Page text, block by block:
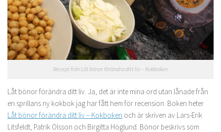
Recept från Låt bönor förändra ditt liv – Kokboken
Låt bönor förändra ditt liv. Ja, det är inte mina ord utan lånade från
en sprillans ny kokbok jag har fått hem för recension. Boken heter
Låt bönor förändra ditt liv – Kokboken och är skriven av Lars-Erik
Litsfeldt, Patrik Olsson och Birgitta Höglund. Bönor beskrivs som